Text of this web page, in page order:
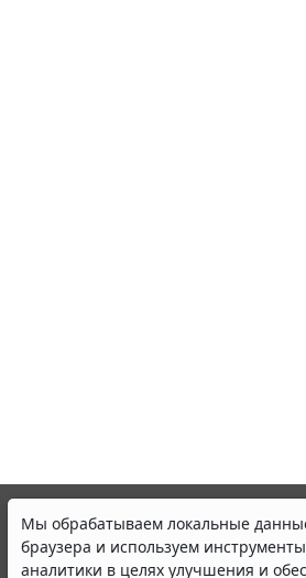
Мы обрабатываем локальные
браузера и используем инструменты
аналитики в целях улучшения и
© ООО "НПП "ГАРАНТ-СЕРВИС", 2026.
участниками Российской